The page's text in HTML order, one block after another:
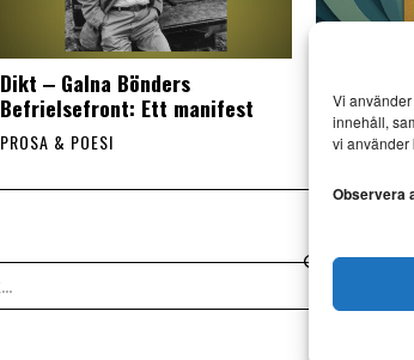
Vi
innehåll,
vi använder
Observera
Dikt ‒ Galna Bönders
Befrielsefront: Ett manifest
PROSA & POESI
Wilhelm
PROSA &